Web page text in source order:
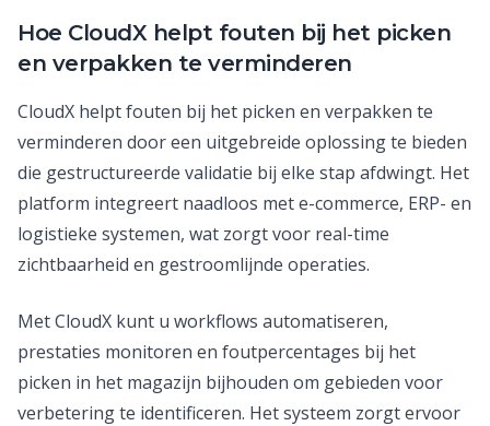
Hoe CloudX helpt fouten bij het picken
en verpakken te verminderen
CloudX helpt fouten bij het picken en verpakken te
verminderen door een uitgebreide oplossing te bieden
die gestructureerde validatie bij elke stap afdwingt. Het
platform integreert naadloos met e-commerce, ERP- en
logistieke systemen, wat zorgt voor real-time
zichtbaarheid en gestroomlijnde operaties.
Met CloudX kunt u workflows automatiseren,
prestaties monitoren en foutpercentages bij het
picken in het magazijn bijhouden om gebieden voor
verbetering te identificeren. Het systeem zorgt ervoor